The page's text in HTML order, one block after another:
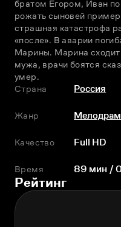
братом Егором, Иван
рожать сыновей
страшная катастрофа
«после». В аварии
Марины. Марина сходит
мужа, врачи боятся
умер.
Страна
Россия
Жанр
Качество Full HD
Время 89 мин /
Рейтинг